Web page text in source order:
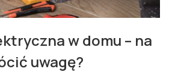
w domu – na
uwagę?